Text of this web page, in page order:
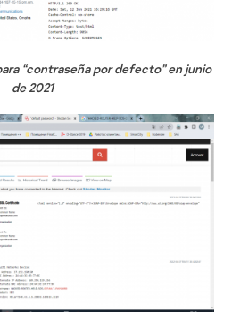
“contraseña por defecto” en junio
de 2021